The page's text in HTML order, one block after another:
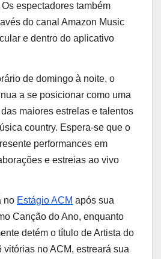
espectadores também
do canal Amazon Music
e dentro do aplicativo
de domingo à noite, o
a se posicionar como uma
maiores estrelas e talentos
country. Espera-se que o
performances em
e estreias ao vivo
no Estágio ACM após sua
Canção do Ano, enquanto
detém o título de Artista do
no ACM, estreará sua